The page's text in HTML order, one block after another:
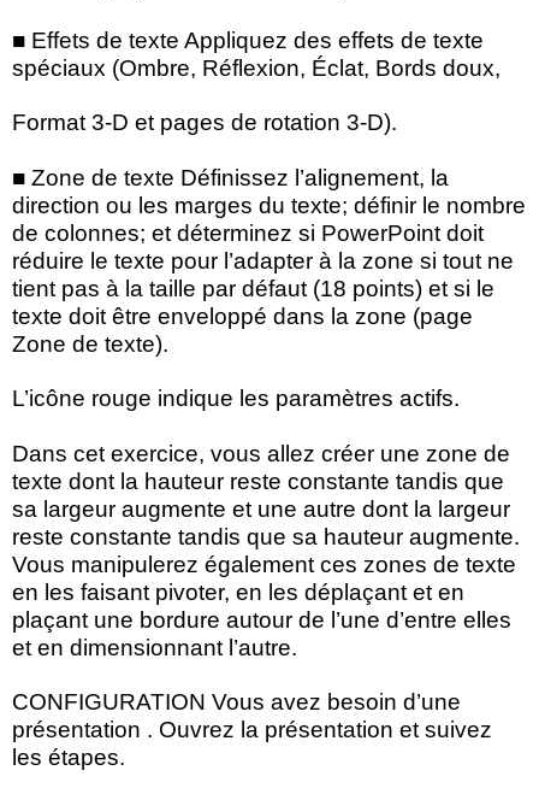
■ Effets de texte Appliquez des effets de texte
spéciaux (Ombre, Réflexion, Éclat, Bords doux,
Format 3-D et pages de rotation 3-D).
■ Zone de texte Définissez l’alignement, la
direction ou les marges du texte; définir le nombre
de colonnes; et déterminez si PowerPoint doit
réduire le texte pour l’adapter à la zone si tout ne
tient pas à la taille par défaut (18 points) et si le
texte doit être enveloppé dans la zone (page
Zone de texte).
L’icône rouge indique les paramètres actifs.
Dans cet exercice, vous allez créer une zone de
texte dont la hauteur reste constante tandis que
sa largeur augmente et une autre dont la largeur
reste constante tandis que sa hauteur augmente.
Vous manipulerez également ces zones de texte
en les faisant pivoter, en les déplaçant et en
plaçant une bordure autour de l’une d’entre elles
et en dimensionnant l’autre.
CONFIGURATION Vous avez besoin d’une
présentation . Ouvrez la présentation et suivez
les étapes.